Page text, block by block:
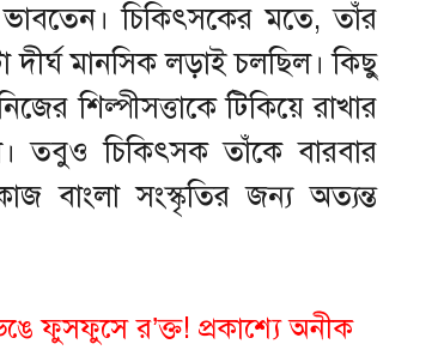
ভাবতেন। চিকিৎসকের মতে, তাঁর
মানসিক লড়াই চলছিল। কিছু
শিল্পীসত্তাকে টিকিয়ে রাখার
তবুও চিকিৎসক তাঁকে বারবার
বাংলা সংস্কৃতির জন্য অত্যন্ত
ফুসফুসে র’ক্ত! প্রকাশ্যে অনীক